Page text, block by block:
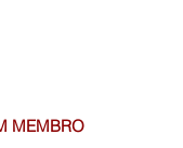
MEMBRO